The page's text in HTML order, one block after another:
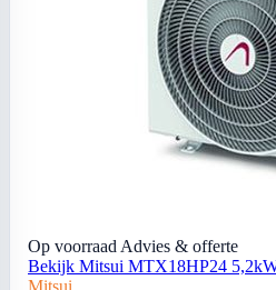
Op voorraad Advies & offerte
Bekijk Mitsui MTX18HP24
Mitsui